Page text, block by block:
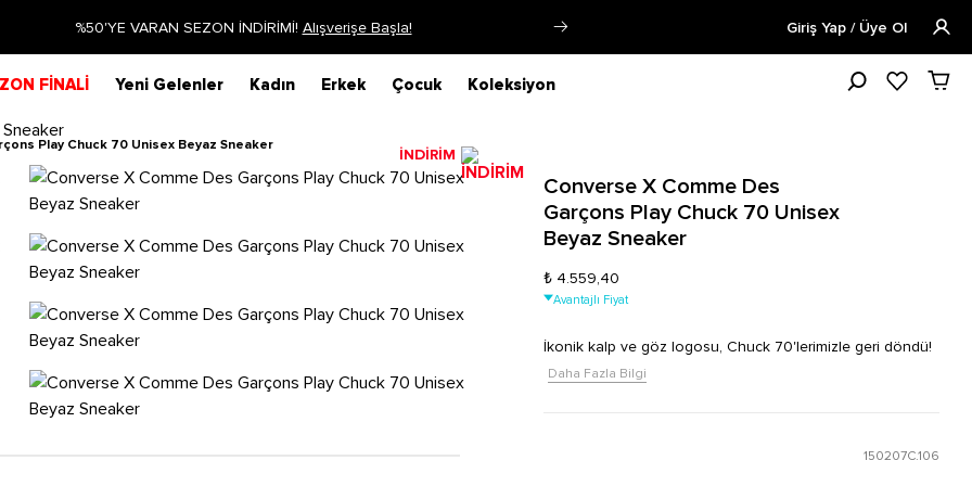
Siparişin 1-3 iş günü içerisinde kargoya verilecektir. Daha Fazla Bilgi Öğrencilere
Giriş Yap / Üye Ol
FİNALİ Yeni Gelenler Kadın Erkek Çocuk Koleksiyon
Play Chuck 70 Unisex Beyaz Sneaker
İNDİRİM
Converse X Comme Des
Garçons Play Chuck 70 Unisex
Beyaz Sneaker
₺ 4.559,40
Avantajlı Fiyat
İkonik kalp ve göz logosu, Chuck 70'lerimizle geri döndü!
Daha Fazla Bilgi
150207C.106